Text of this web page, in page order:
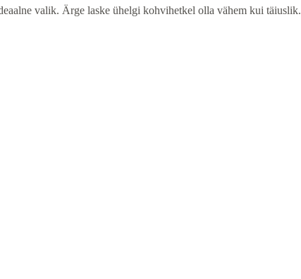
valik. Ärge laske ühelgi kohvihetkel olla vähem kui täiuslik.